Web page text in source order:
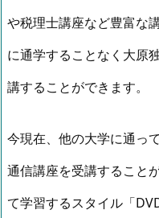
や税理士講座など豊富な
に通学することなく大原
講することができます。
今現在、他の大学に通っ
通信講座を受講すること
て学習するスタイル「